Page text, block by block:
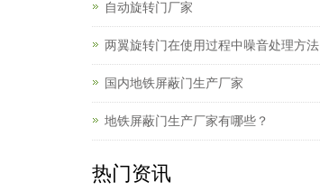
自动旋转门厂家
两翼旋转门在使用过程中噪音处理方法
国内地铁屏蔽门生产厂家
地铁屏蔽门生产厂家有哪些？
热门资讯